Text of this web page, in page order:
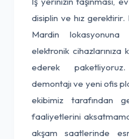
disiplin ve hız
Mardin lokasyonuna
elektronik
ederek paketliyoruz.
demontajı ve yeni ofis
ekibimiz tarafından
faaliyetlerini
akşam saatlerinde